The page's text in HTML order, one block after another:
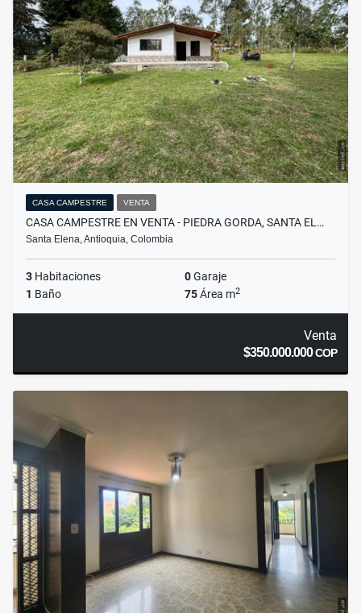
CASA CAMPESTRE VENTA
CASA CAMPESTRE EN VENTA - PIEDRA GORDA, SANTA EL…
Santa Elena, Antioquia, Colombia
3 Habitaciones 0Garaje
1 Baño 75Área m2
Venta
$350.000.000COP